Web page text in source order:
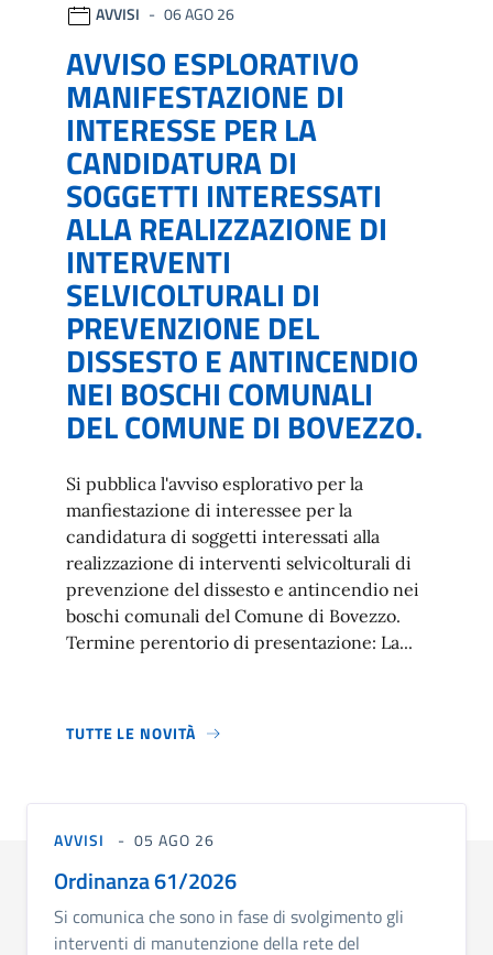
AVVISI 06 AGO 26
AVVISO ESPLORATIVO
MANIFESTAZIONE DI
INTERESSE PER LA
CANDIDATURA DI
SOGGETTI INTERESSATI
ALLA REALIZZAZIONE DI
INTERVENTI
SELVICOLTURALI DI
PREVENZIONE DEL
DISSESTO E ANTINCENDIO
NEI BOSCHI COMUNALI
DEL COMUNE DI BOVEZZO.
Si pubblica l'avviso esplorativo per la
manfiestazione di interessee per la
candidatura di soggetti interessati alla
realizzazione di interventi selvicolturali di
prevenzione del dissesto e antincendio nei
boschi comunali del Comune di Bovezzo.
Termine perentorio di presentazione: La...
TUTTE LE NOVITÀ
AVVISI 05 AGO 26
Ordinanza 61/2026
Si comunica che sono in fase di svolgimento gli
interventi di manutenzione della rete del